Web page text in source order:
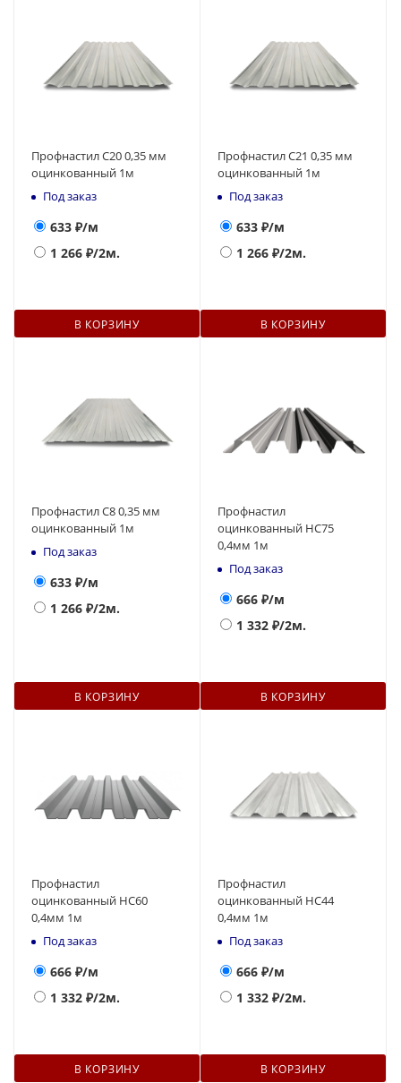
Профнастил С20 0,35 мм
оцинкованный 1м
Под заказ
633 ₽/м
1 266 ₽/2м.
В КОРЗИНУ
Профнастил С21 0,35 мм
оцинкованный 1м
Под заказ
633 ₽/м
1 266 ₽/2м.
В КОРЗИНУ
Профнастил С8 0,35 мм
оцинкованный 1м
Под заказ
633 ₽/м
1 266 ₽/2м.
В КОРЗИНУ
Профнастил
оцинкованный НС75
0,4мм 1м
Под заказ
666 ₽/м
1 332 ₽/2м.
В КОРЗИНУ
Профнастил
оцинкованный НС60
0,4мм 1м
Под заказ
666 ₽/м
1 332 ₽/2м.
В КОРЗИНУ
Профнастил
оцинкованный НС44
0,4мм 1м
Под заказ
666 ₽/м
1 332 ₽/2м.
В КОРЗИНУ